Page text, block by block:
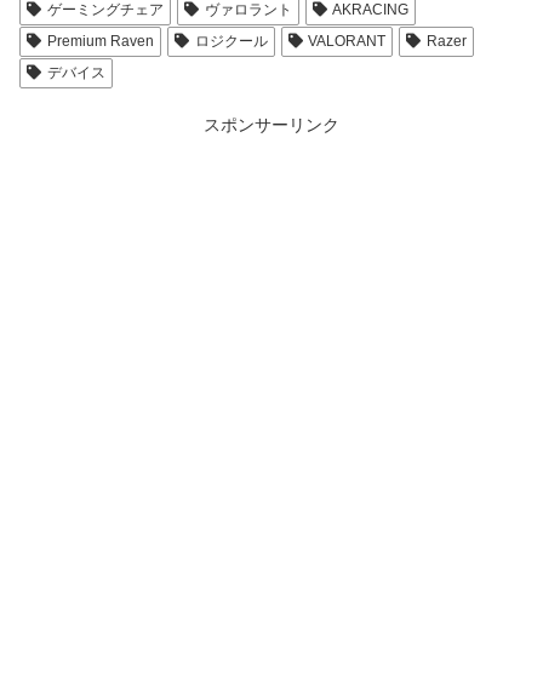
ゲーミングチェア
ヴァロラント
AKRACING
Premium Raven
ロジクール VALORANT
Razer
デバイス
スポンサーリンク